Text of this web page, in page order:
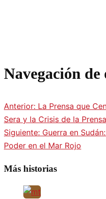
Navegación de
Anterior: La Prensa que
Sera y la Crisis de la
Siguiente: Guerra en
Poder en el Mar Rojo
Más historias